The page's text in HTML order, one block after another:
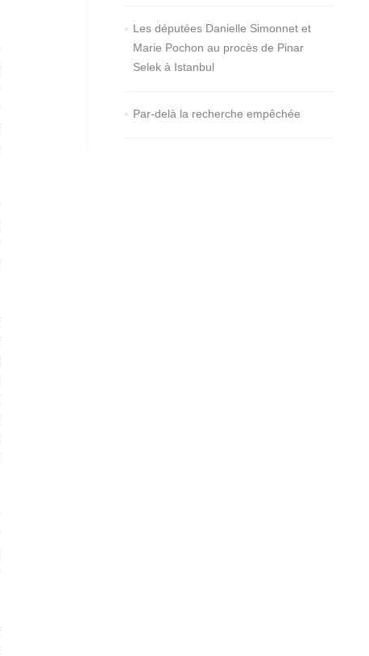
Les députées Danielle Simonnet et
Marie Pochon au procès de Pinar
Selek à Istanbul
Par-delà la recherche empêchée